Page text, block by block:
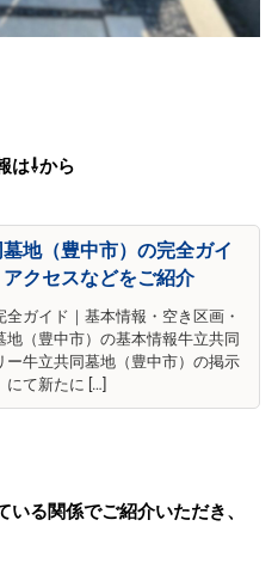
は⇩から
地（豊中市）の完全ガイ
クセスなどをご紹介
ガイド｜基本情報・空き区画・
（豊中市）の基本情報牛立共同
牛立共同墓地（豊中市）の掲示
にて新たに […]
る関係でご紹介いただき、